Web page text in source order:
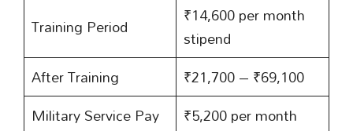
Training Period
₹14,600 per month
stipend
After Training
₹21,700 – ₹69,100
Military Service Pay
₹5,200 per month